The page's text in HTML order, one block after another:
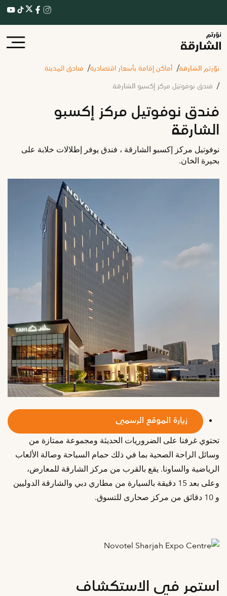
نوّرتم الشارقة أماكن إقامة بأسعار اقتصادية فنادق المدينة
فندق نوفوتيل مركز إكسبو الشارقة
فندق نوفوتيل مركز إكسبو
الشارقة
نوفوتيل مركز إكسبو الشارقة ، فندق يوفر إطلالات خلابة على
بحيرة الخان.
تحتوي غرفنا على الضروريات الحديثة ومجموعة ممتازة من
وسائل الراحة الصحية بما في ذلك حمام السباحة وصالة الألعاب
الرياضية والساونا. يقع بالقرب من مركز الشارقة للمعارض،
وعلى بعد 15 دقيقة بالسيارة من مطاري دبي والشارقة الدوليين
و 10 دقائق من مركز صحارى للتسوق.
زيارة الموقع الرسمي
استمر في الاستكشاف